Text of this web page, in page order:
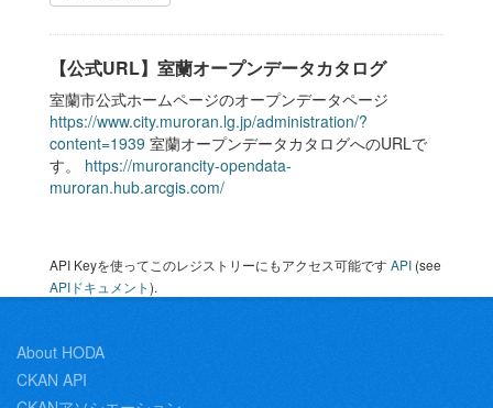
【公式URL】室蘭オープンデータカタログ
室蘭市公式ホームページのオープンデータページ
https://www.city.muroran.lg.jp/administration/?
content=1939 室蘭オープンデータカタログへのURLで
す。 https://murorancity-opendata-
muroran.hub.arcgis.com/
API Keyを使ってこのレジストリーにもアクセス可能ですAPI (see
APIドキュメント).
About HODA
CKAN API